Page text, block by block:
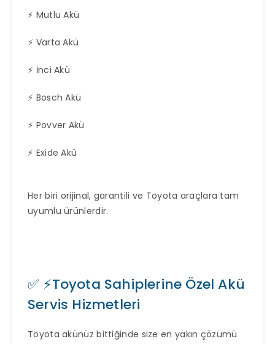
⚡ Mutlu Akü
⚡ Varta Akü
⚡ İnci Akü
⚡ Bosch Akü
⚡ Povver Akü
⚡ Exide Akü
Her biri orijinal, garantili ve Toyota araçlara tam
uyumlu ürünlerdir.
✅ ⚡Toyota Sahiplerine Özel Akü
Servis Hizmetleri
Toyota akünüz bittiğinde size en yakın çözümü